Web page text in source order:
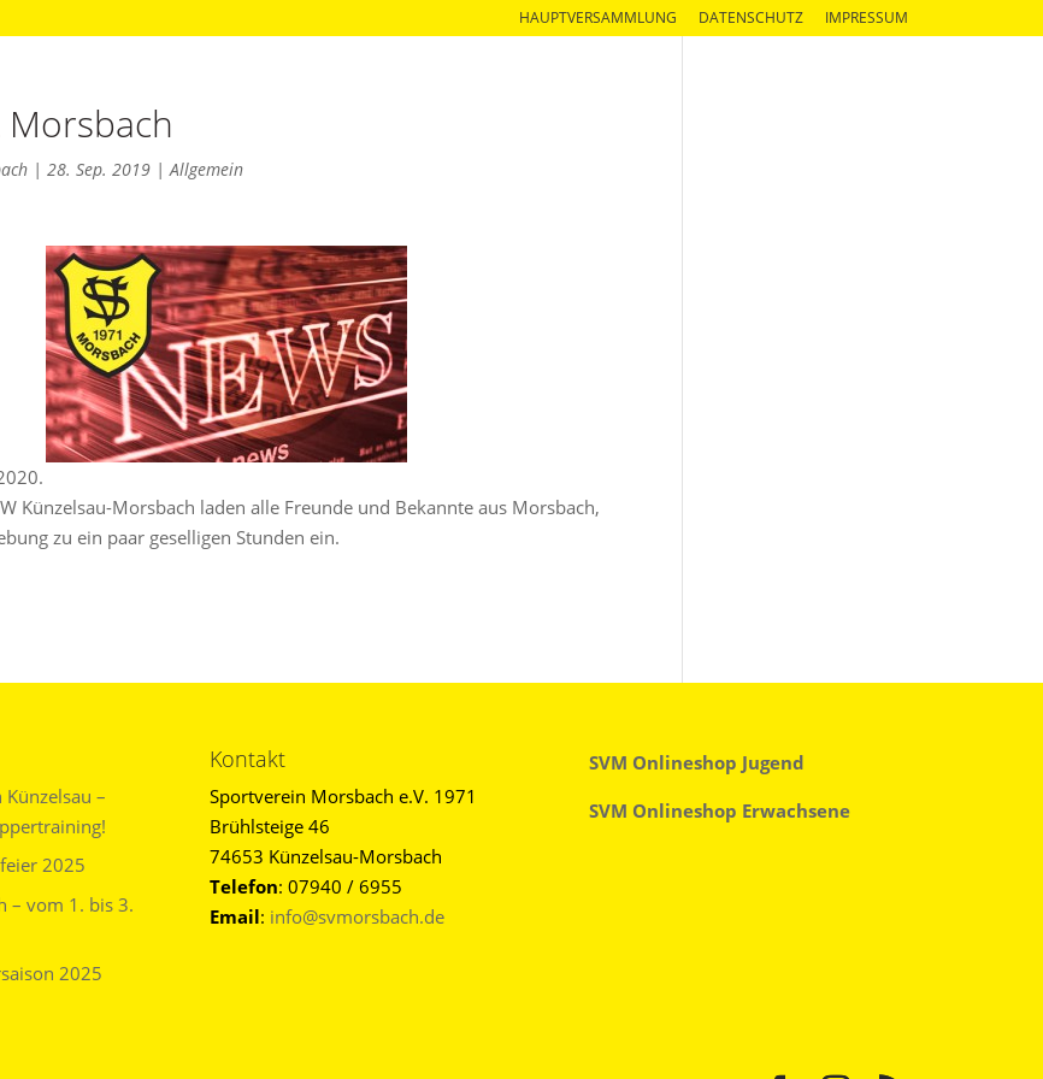
HAUPTVERSAMMLUNG DATENSCHUTZ IMPRESSUM
| 28. Sep. 2019|Allgemein
Künzelsau-Morsbach laden alle Freunde und Bekannte aus Morsbach,
zu ein paar geselligen Stunden ein.
–
2025
– vom 1. bis 3.
2025
Kontakt
Sportverein Morsbach e.V. 1971
Brühlsteige 46
74653 Künzelsau-Morsbach
Telefon: 07940 / 6955
Email: info@svmorsbach.de
SVM Onlineshop Jugend
SVM Onlineshop Erwachsene